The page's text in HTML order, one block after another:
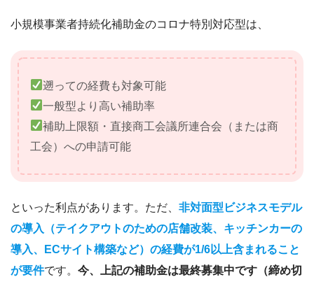
小規模事業者持続化補助金のコロナ特別対応型は、
遡っての経費も対象可能
一般型より高い補助率
補助上限額・直接商工会議所連合会（または商
工会）への申請可能
といった利点があります。ただ、 非対面型ビジネスモデル
の導入（テイクアウトのための店舗改装、キッチンカーの
導入、ECサイト構築など）の経費が1/6以上含まれること
が要件です。 今、上記の補助金は最終募集中です（締め切